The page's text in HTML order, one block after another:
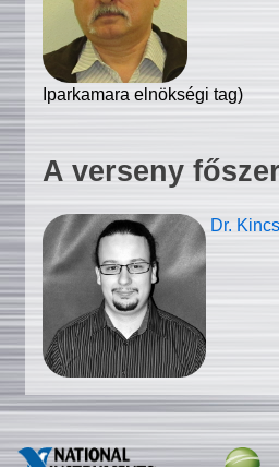
Iparkamara elnökségi tag)
A verseny
Dr.